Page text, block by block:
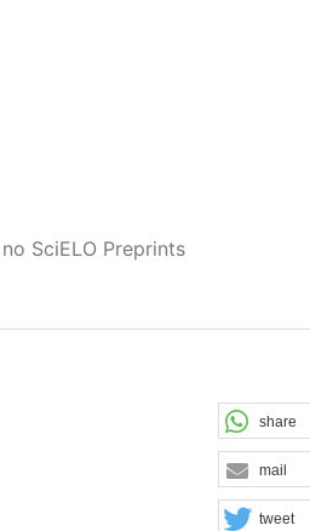
SciELO Preprints
share
mail
tweet